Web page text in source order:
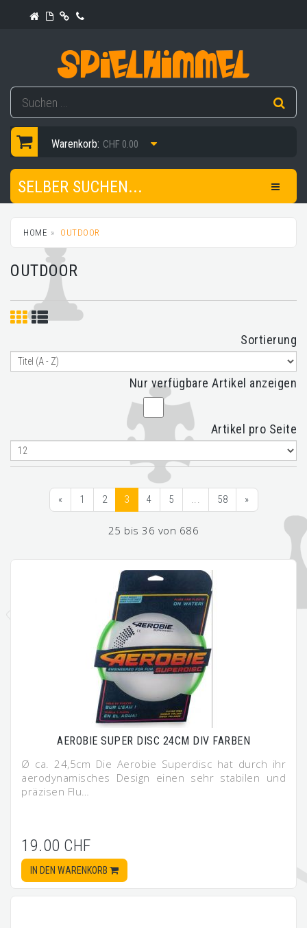
Warenkorb: CHF 0.00
SELBER SUCHEN...
HOME OUTDOOR
OUTDOOR
Sortierung
Nur verfügbare Artikel anzeigen
Artikel pro Seite
« 1 2 3 4 5 ... 58 »
25 bis 36 von 686
AEROBIE SUPER DISC 24CM DIV FARBEN
Ø ca. 24,5cm Die Aerobie Superdisc hat durch ihr
aerodynamisches Design einen sehr stabilen und
präzisen Flu…
19.00 CHF
IN DEN WARENKORB